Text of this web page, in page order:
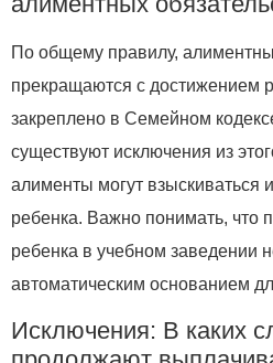
По общему правилу,
прекращаются с достижением
закреплено в Семейном
существуют исключения из
алименты могут взыскиваться
ребенка. Важно понимать, что
ребенка в учебном заведении
автоматическим основанием
Исключения: В каких